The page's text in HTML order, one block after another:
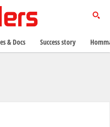
& Docs Success story